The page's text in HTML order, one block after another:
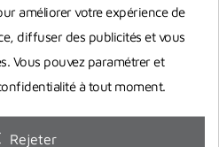
pour pouvoir la
et sécurité ? L'équipe
améliorer votre expérience de
diffuser des publicités et vous
Vous pouvez paramétrer et
à tout moment.
Rejeter